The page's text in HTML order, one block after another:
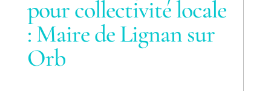
pour collectivité locale
: Maire de Lignan sur
Orb